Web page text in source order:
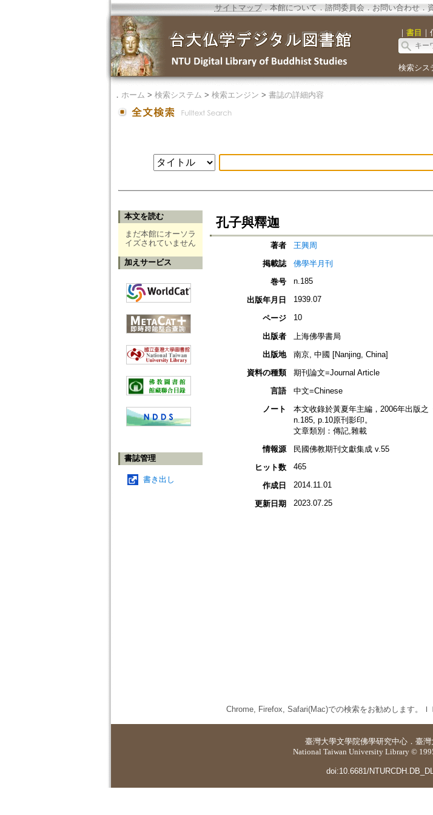
サイトマップ．本館について ． 諮問委員会． お問い合わせ．
｜ 書目 ｜
検索シス
． ホーム > 検索システム > 検索エンジン > 書誌の詳細内容
本文を読む
まだ本館にオーソラ
イズされていません
加えサービス
書誌管理
書き出し
孔子與釋迦
著者
王興周
掲載誌
佛學半月刊
巻号
n.185
出版年月日 1939.07
ページ 10
出版者
上海佛學書局
出版地
南京, 中國 [Nanjing, China]
資料の種類
期刊論文=Journal Article
言語
中文=Chinese
ノート
本文收錄於黃夏年主編，2006年出版之
n.185, p.10原刊影印。
文章類別：傳記,雜載
情報源
民國佛教期刊文獻集成 v.55
ヒット数
465
作成日 2014.11.01
更新日期 2023.07.25
Chrome, Firefox, Safari(Mac)での検索をお勧めします。
臺灣大學文學院佛學研究中心 ． 臺灣
National Taiwan University Library ©
doi:10.6681/